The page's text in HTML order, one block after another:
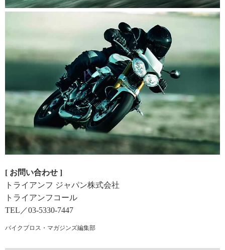
[ お問い合わせ ]
トライアンフ ジャパン株式会社
トライアンフコール
TEL／03-5330-7447
バイクブロス・マガジンズ編集部